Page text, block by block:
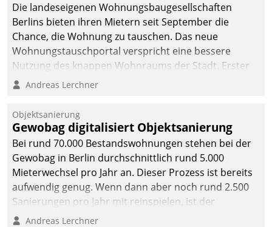
Die landeseigenen Wohnungsbaugesellschaften
Berlins bieten ihren Mietern seit September die
Chance, die Wohnung zu tauschen. Das neue
Wohnungstauschportal verspricht eine bessere
Nutzung des knappen Wohnraums der Stadt. Erster
Anwendungsfall für Datatrains Lösung API-Hub mit
Unternehmen.
Andreas Lerchner
Objektsanierung
Gewobag digitalisiert Objektsanierung
Bei rund 70.000 Bestandswohnungen stehen bei der
Gewobag in Berlin durchschnittlich rund 5.000
Mieterwechsel pro Jahr an. Dieser Prozess ist bereits
aufwendig genug. Wenn dann aber noch rund 2.500
Sanierungen pro Jahr mit reinspielen, ist der
Betreuungs- und Organisationsaufwand immens. Im
Andreas Lerchner